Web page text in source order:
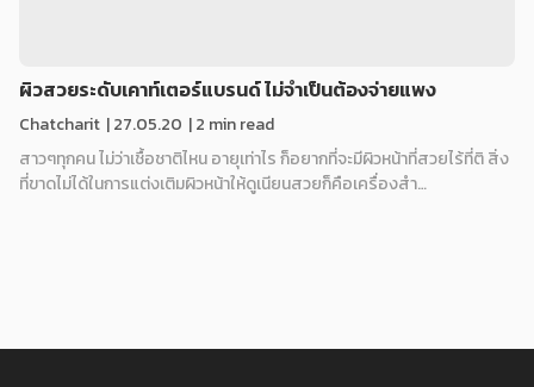
ผิวสวยระดับเคาท์เตอร์แบรนด์ ไม่จำเป็นต้องจ่ายแพง
Chatcharit |27.05.20 | 2 min read
สาวๆทุกคน ไม่ว่าเชื้อชาติไหน อายุเท่าไร ก็อยากที่จะมีผิวหน้าที่สวยไร้ที่ติ สิ่ง
ที่ขาดไม่ได้ในการแต่งเติมผิวหน้าให้ดูเนียนสวยก็คือเครื่องสำ…